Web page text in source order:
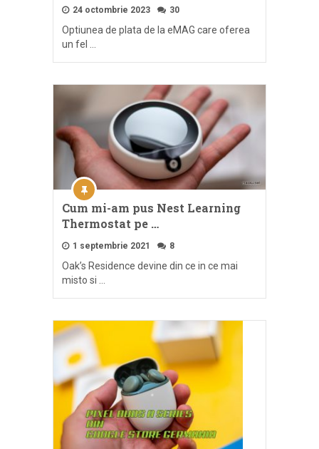
24 octombrie 2023 30
Optiunea de plata de la eMAG care oferea
un fel …
Cum mi-am pus Nest Learning
Thermostat pe …
1 septembrie 2021 8
Oak’s Residence devine din ce in ce mai
misto si …